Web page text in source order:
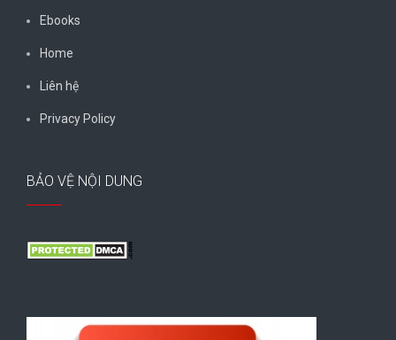
Ebooks
Home
Liên hệ
Privacy Policy
BẢO VỆ NỘI DUNG